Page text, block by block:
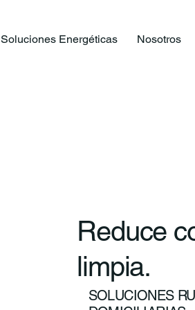
Soluciones Energéticas Nosotros
Reduce
limpia.
SOLUCIONES